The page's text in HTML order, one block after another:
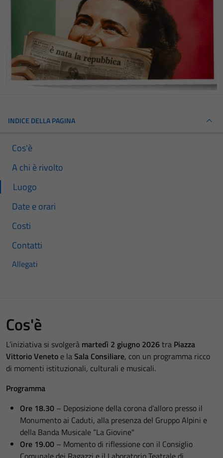
INDICE DELLA PAGINA
Cos'è
A chi è rivolto
Luogo
Date e orari
Costi
Contatti
Allegati
Cos'è
L’iniziativa si svolgerà martedì 2 giugno 2026tra Piazza
Vittorio Veneto e laSala Consiliare, con un programma ricco
di momenti istituzionali, culturali e musicali.
Programma
Ore 18.30 – Deposizione della corona d’alloro presso il
Monumento ai Caduti, alla presenza del Gruppo Alpini e
della Banda Musicale “La Giovine"
Ore 19.00 – Momento di riflessione con il Consiglio